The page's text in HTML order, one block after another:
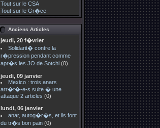
Tout sur le CSA
Tout sur le Gr�ce
Anciens Articles
jeudi, 20 f�vrier
Solidarit� contre la
r�pression pendant comme
apr�s les JO de Sotchi(0)
jeudi, 09 janvier
Mexico : trois anars
arr�t�-e-s suite � une
attaque 2 articles (0)
lundi, 06 janvier
anar, autog�r�s, et ils font
du tr�s bon pain(0)